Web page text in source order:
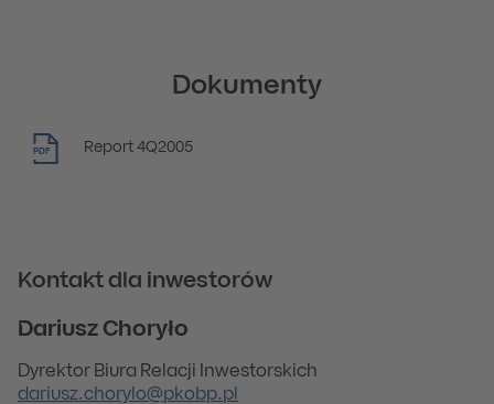
Dokumenty
PDF Report 4Q2005
Kontakt dla inwestorów
Dariusz Choryło
Dyrektor Biura Relacji Inwestorskich
dariusz.chorylo@pkobp.pl